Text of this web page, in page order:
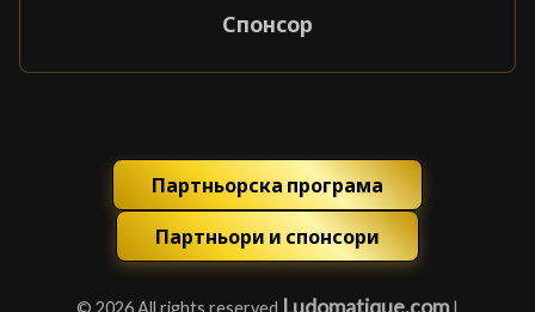
Спонсор
Партньорска програма
Партньори и спонсори
© 2026 All rights reserved Ludomatique.com |